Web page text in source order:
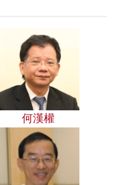
何漢權